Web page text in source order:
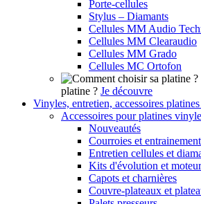
Porte-cellules
Stylus – Diamants
Cellules MM Audio
Cellules MM Clearaudio
Cellules MM Grado
Cellules MC Ortofon
platine ? Je découvre
Vinyles, entretien, accessoires
Accessoires pour platines
Nouveautés
Courroies et entrainement
Entretien cellules et
Kits d'évolution et
Capots et charnières
Couvre-plateaux et